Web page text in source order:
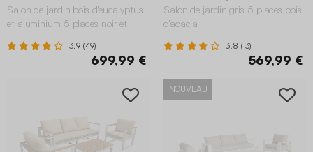
Salon de jardin bois d'eucalyptus
et aluminium 5 places noir et
3.9 (49)
699,99 €
Salon de jardin gris 5 places bois
d'acacia
3.8 (13)
569,99 €
NOUVEAU